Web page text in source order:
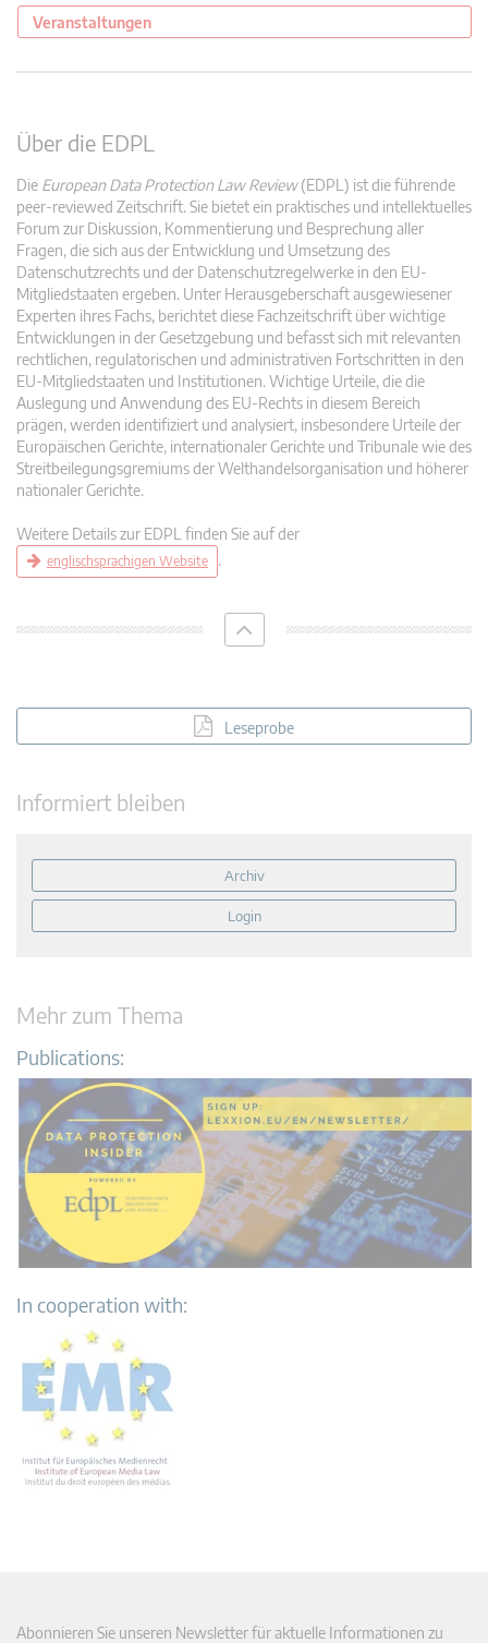
Veranstaltungen
Über die EDPL
Die European Data Protection Law Review(EDPL) ist die führende
peer-reviewed Zeitschrift. Sie bietet ein praktisches und intellektuelles
Forum zur Diskussion, Kommentierung und Besprechung aller
Fragen, die sich aus der Entwicklung und Umsetzung des
Datenschutzrechts und der Datenschutzregelwerke in den EU-
Mitgliedstaaten ergeben. Unter Herausgeberschaft ausgewiesener
Experten ihres Fachs, berichtet diese Fachzeitschrift über wichtige
Entwicklungen in der Gesetzgebung und befasst sich mit relevanten
rechtlichen, regulatorischen und administrativen Fortschritten in den
EU-Mitgliedstaaten und Institutionen. Wichtige Urteile, die die
Auslegung und Anwendung des EU-Rechts in diesem Bereich
prägen, werden identifiziert und analysiert, insbesondere Urteile der
Europäischen Gerichte, internationaler Gerichte und Tribunale wie des
Streitbeilegungsgremiums der Welthandelsorganisation und höherer
nationaler Gerichte.
Weitere Details zur EDPL finden Sie auf der
englischsprachigen Website .
Leseprobe
Informiert bleiben
Archiv
Login
Mehr zum Thema
Publications:
In cooperation with:
Abonnieren Sie unseren Newsletter für aktuelle Informationen zu